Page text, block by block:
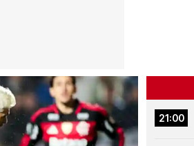
21:00